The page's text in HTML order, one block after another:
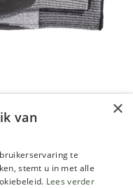
zwart,
×
van
te
stemt u in met alle
Lees verder